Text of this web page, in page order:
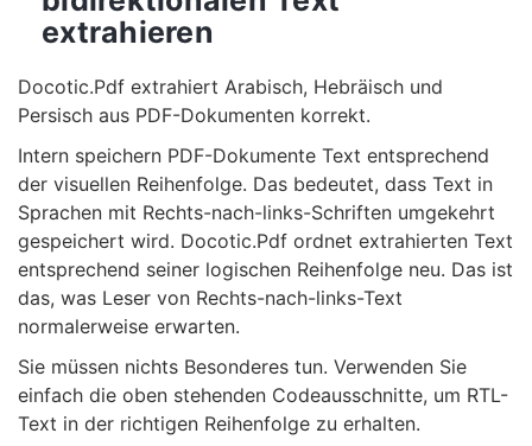
extrahieren
Docotic.Pdf extrahiert Arabisch, Hebräisch und
Persisch aus PDF-Dokumenten korrekt.
Intern speichern PDF-Dokumente Text entsprechend
der visuellen Reihenfolge. Das bedeutet, dass Text in
Sprachen mit Rechts-nach-links-Schriften umgekehrt
gespeichert wird. Docotic.Pdf ordnet extrahierten Text
entsprechend seiner logischen Reihenfolge neu. Das ist
das, was Leser von Rechts-nach-links-Text
normalerweise erwarten.
Sie müssen nichts Besonderes tun. Verwenden Sie
einfach die oben stehenden Codeausschnitte, um RTL-
Text in der richtigen Reihenfolge zu erhalten.